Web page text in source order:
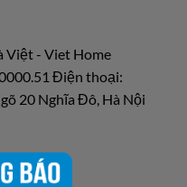
Việt - Viet Home
Điện thoại:
20 Nghĩa Đô, Hà Nội